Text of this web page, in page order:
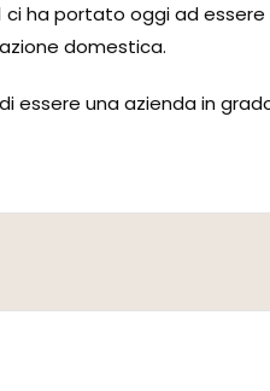
ci ha portato oggi ad
domestica.
essere una azienda in